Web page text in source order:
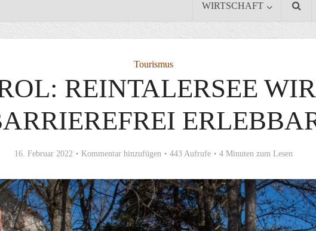
WIRTSCHAFT
Tourismus
REINTALERSEE
16. Februar 2022 Kommentar hinzufügen 443 Aufrufe 4 Minuten zum Lesen